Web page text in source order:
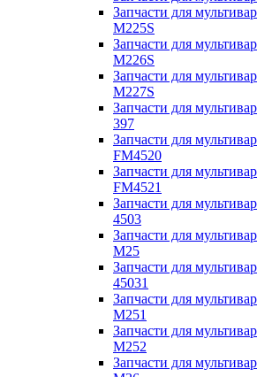
Запчасти для
M225S
Запчасти для
M226S
Запчасти для
M227S
Запчасти для
397
Запчасти для
FM4520
Запчасти для
FM4521
Запчасти для
4503
Запчасти для
M25
Запчасти для
45031
Запчасти для
M251
Запчасти для
M252
Запчасти для